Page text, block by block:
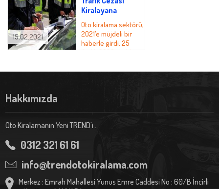
15.02.2021
Kiralayana
Oto kiralama sektörü,
2021’e müjdeli bir
haberle girdi. 25
Aralık 2020 tarihli
Cezası Karar Tutanakların�...
tasarımla...
Hakkımızda
Oto Kiralamanın Yeni TREND'i...
0312 321 61 61
info@trendotokiralama.com
Merkez : Emrah Mahallesi Yunus Emre Caddesi No : 60/B İncirli